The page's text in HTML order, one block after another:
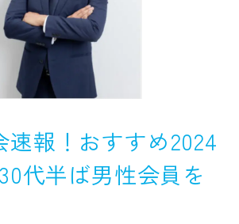
速報！おすすめ2024
代半ば男性会員を